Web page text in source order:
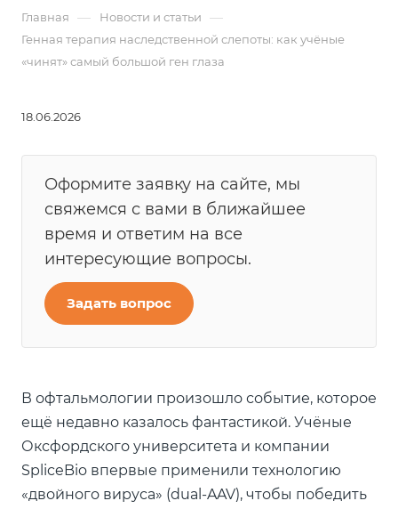
Главная — Новости и статьи —
Генная терапия наследственной слепоты: как учёные
«чинят» самый большой ген глаза
18.06.2026
Оформите заявку на сайте, мы
свяжемся с вами в ближайшее
время и ответим на все
интересующие вопросы.
Задать вопрос
В офтальмологии произошло событие, которое
ещё недавно казалось фантастикой. Учёные
Оксфордского университета и компании
SpliceBio впервые применили технологию
«двойного вируса» (dual-AAV), чтобы победить